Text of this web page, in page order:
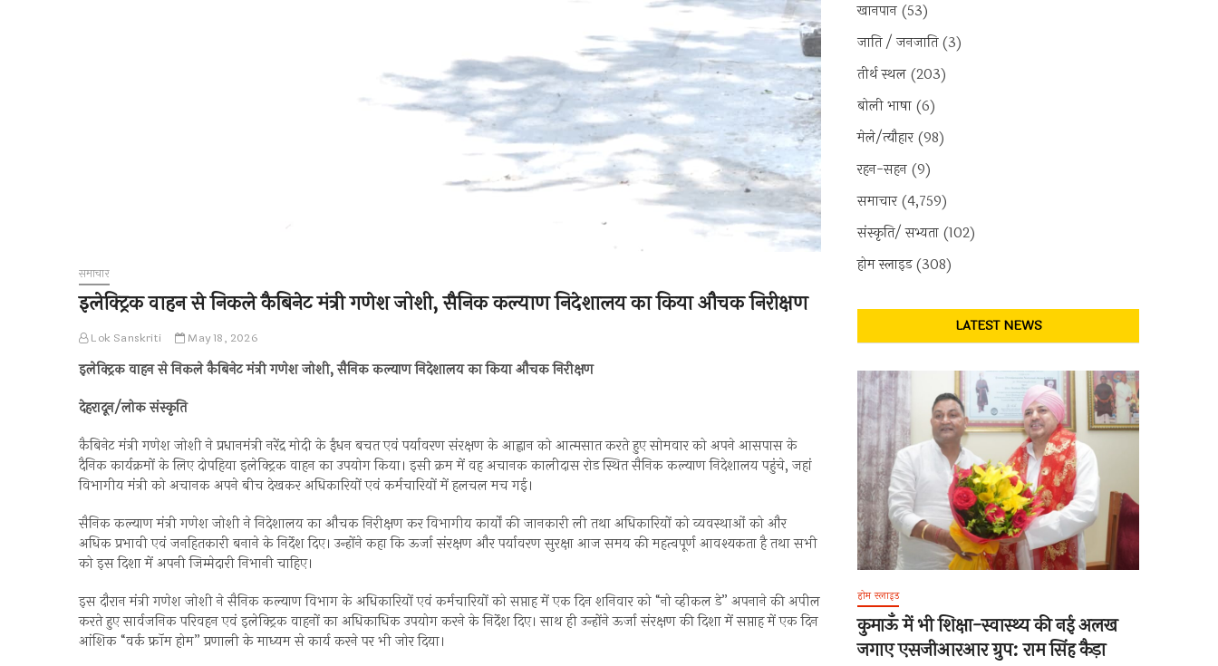
समाचार
इलेक्ट्रिक वाहन से निकले कैबिनेट मंत्री गणेश जोशी, सैनिक कल्याण निदेशालय का किया औचक निरीक्षण
Lok Sanskriti May 18, 2026
इलेक्ट्रिक वाहन से निकलेकैबिनेट मंत्री गणेश जोशी, सैनिक कल्याण निदेशालय का किया औचक निरीक्षण
देहरादून/लोक संस्कृति
कैबिनेट मंत्री गणेश जोशी ने प्रधानमंत्री नरेंद्र मोदी के ईंधन बचत एवं पर्यावरण संरक्षण के आह्वान को आत्मसात करते हुए सोमवार को अपने आसपास के
दैनिक कार्यक्रमों के लिए दोपहिया इलेक्ट्रिक वाहन का उपयोग किया। इसी क्रम में वह अचानक कालीदास रोड स्थित सैनिक कल्याण निदेशालय पहुंचे, जहां
विभागीय मंत्री को अचानक अपने बीच देखकर अधिकारियों एवं कर्मचारियों में हलचल मच गई।
सैनिक कल्याण मंत्री गणेश जोशी ने निदेशालय का औचक निरीक्षण कर विभागीय कार्यों की जानकारी ली तथा अधिकारियों को व्यवस्थाओं को और
अधिक प्रभावी एवं जनहितकारी बनाने के निर्देश दिए। उन्होंने कहा कि ऊर्जा संरक्षण और पर्यावरण सुरक्षा आज समय की महत्वपूर्ण आवश्यकता है तथा सभी
को इस दिशा में अपनी जिम्मेदारी निभानी चाहिए।
इस दौरान मंत्री गणेश जोशी ने सैनिक कल्याण विभाग के अधिकारियों एवं कर्मचारियों को सप्ताह में एक दिन शनिवार को “नो व्हीकल डे” अपनाने की अपील
करते हुए सार्वजनिक परिवहन एवं इलेक्ट्रिक वाहनों का अधिकाधिक उपयोग करने के निर्देश दिए। साथ ही उन्होंने ऊर्जा संरक्षण की दिशा में सप्ताह में एक दिन
आंशिक “वर्क फ्रॉम होम” प्रणाली के माध्यम से कार्य करने पर भी जोर दिया।
खानपान (53)
जाति / जनजाति(3)
तीर्थ स्थल (203)
बोली भाषा (6)
मेले/त्यौहार(98)
रहन-सहन (9)
समाचार(4,759)
संस्कृति/ सभ्यता (102)
होम स्लाइड(308)
LATEST NEWS
होम स्लाइड
कुमाऊँ में भी शिक्षा-स्वास्थ्य की नई अलख
जगाए एसजीआरआर ग्रुप: राम सिंह कैड़ा